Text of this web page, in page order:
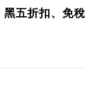
五折扣、免